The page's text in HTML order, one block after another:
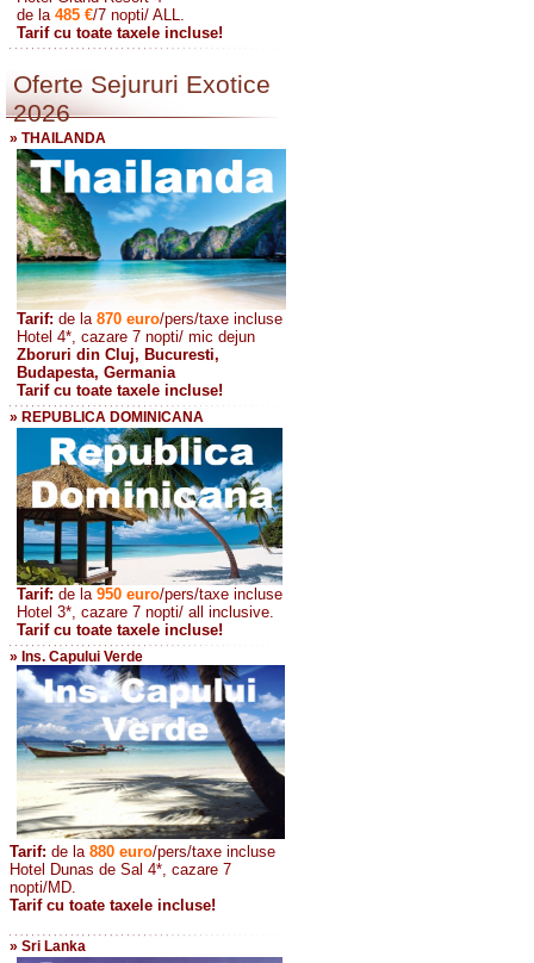
de la485 €/7 nopti/ ALL.
Tarif cu toate taxele incluse!
Oferte Sejururi Exotice
2026
» THAILANDA
Tarif: de la 870 euro/pers/taxe incluse
Hotel 4*, cazare 7 nopti/ mic dejun
Zboruri din Cluj, Bucuresti,
Budapesta, Germania
Tarif cu toate taxele incluse!
» REPUBLICA DOMINICANA
Tarif: de la 950 euro/pers/taxe incluse
Hotel 3*, cazare 7 nopti/ all inclusive.
Tarif cu toate taxele incluse!
» Ins. Capului Verde
Tarif: de la 880 euro/pers/taxe incluse
Hotel Dunas de Sal 4*, cazare 7
nopti/MD.
Tarif cu toate taxele incluse!
» Sri Lanka